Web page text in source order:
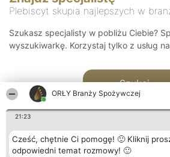
ORŁY Branży Spożywczej
21:23
Cześć, chętnie Ci pomogę! 🙂 Kliknij
odpowiedni temat rozmowy! 🙂
Plebiscyt skupia najlepszych w
Szukasz specjalisty w pobliżu Ciebie?
wyszukiwarkę. Korzystaj tylko z usług
Szukaj